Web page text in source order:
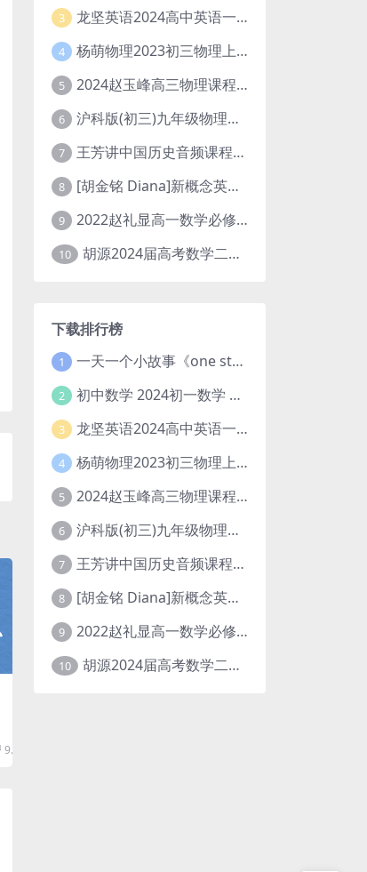
9.9
3 龙坚英语2024高中英语一轮系统班(全国卷+北京卷)
4 杨萌物理2023初三物理上秋季A+班(视频+讲义) 百度网盘分享
5 2024赵玉峰高三物理课程24年高考物理一轮复习网课教程
6 沪科版(初三)九年级物理全一册网课教学视频全集(录播版 杜春雨 66讲)
7 王芳讲中国历史音频课程全集(上下五千年)
8 [胡金铭 Diana]新概念英语第1册教学视频课程(全集 百度网盘下载)
9 2022赵礼显高一数学必修一课程视频资源(秋季班 含讲义)百度网盘云
10 胡源2024届高考数学二轮寒假春季精讲 百度网盘分享
下载排行榜
1 一天一个小故事《one story a day》初中版 百度网盘分享下载
2 初中数学 2024初一数学 朱韬数学 S班春季下 A+班春季下 百度云网盘
3 龙坚英语2024高中英语一轮系统班(全国卷+北京卷)
4 杨萌物理2023初三物理上秋季A+班(视频+讲义) 百度网盘分享
5 2024赵玉峰高三物理课程24年高考物理一轮复习网课教程
6 沪科版(初三)九年级物理全一册网课教学视频全集(录播版 杜春雨 66讲)
7 王芳讲中国历史音频课程全集(上下五千年)
8 [胡金铭 Diana]新概念英语第1册教学视频课程(全集 百度网盘下载)
9 2022赵礼显高一数学必修一课程视频资源(秋季班 含讲义)百度网盘云
10 胡源2024届高考数学二轮寒假春季精讲 百度网盘分享